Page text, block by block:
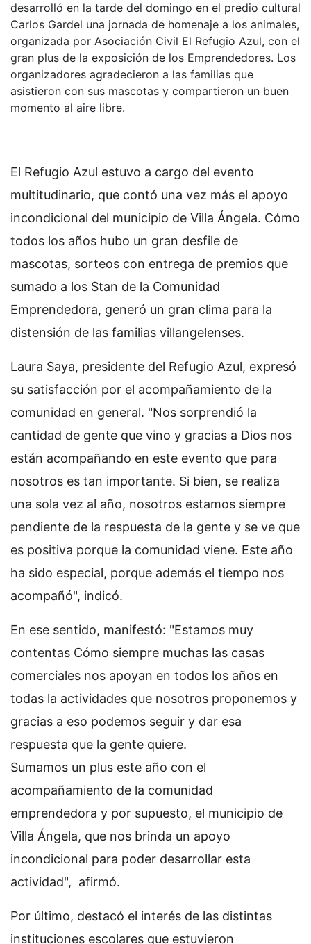
desarrolló en la tarde del domingo en el predio cultural
Carlos Gardel una jornada de homenaje a los animales,
organizada por Asociación Civil El Refugio Azul, con el
gran plus de la exposición de los Emprendedores. Los
organizadores agradecieron a las familias que
asistieron con sus mascotas y compartieron un buen
momento al aire libre.
El Refugio Azul estuvo a cargo del evento
multitudinario, que contó una vez más el apoyo
incondicional del municipio de Villa Ángela. Cómo
todos los años hubo un gran desfile de
mascotas, sorteos con entrega de premios que
sumado a los Stan de la Comunidad
Emprendedora, generó un gran clima para la
distensión de las familias villangelenses.
Laura Saya, presidente del Refugio Azul, expresó
su satisfacción por el acompañamiento de la
comunidad en general. "Nos sorprendió la
cantidad de gente que vino y gracias a Dios nos
están acompañando en este evento que para
nosotros es tan importante. Si bien, se realiza
una sola vez al año, nosotros estamos siempre
pendiente de la respuesta de la gente y se ve que
es positiva porque la comunidad viene. Este año
ha sido especial, porque además el tiempo nos
acompañó", indicó.
En ese sentido, manifestó: "Estamos muy
contentas Cómo siempre muchas las casas
comerciales nos apoyan en todos los años en
todas la actividades que nosotros proponemos y
gracias a eso podemos seguir y dar esa
respuesta que la gente quiere.
Sumamos un plus este año con el
acompañamiento de la comunidad
emprendedora y por supuesto, el municipio de
Villa Ángela, que nos brinda un apoyo
incondicional para poder desarrollar esta
actividad", afirmó.
Por último, destacó el interés de las distintas
instituciones escolares que estuvieron